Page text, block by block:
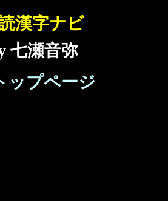
漢字ナビ
七瀬音弥
ップページ